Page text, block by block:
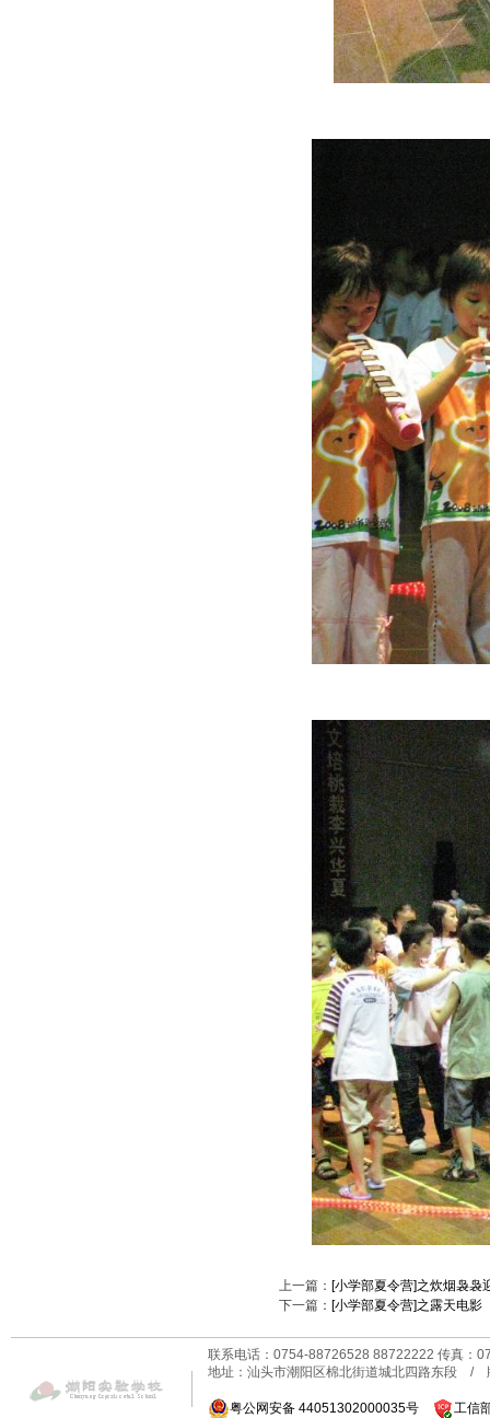
上一篇： [小学部夏令营]之炊烟袅袅
下一篇： [小学部夏令营]之露天电影
联系电话：0754-88726528 88722222 传真
地址：汕头市潮阳区棉北街道城北四路东段 /
粤公网安备 44051302000035号 工信